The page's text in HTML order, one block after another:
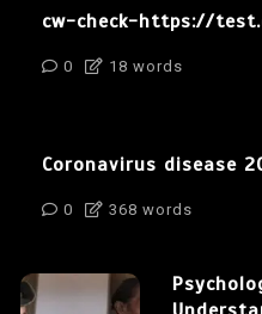
cw-check-https://
0 18 words
Coronavirus disease
0 368 words